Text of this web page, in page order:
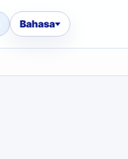
Bahasa